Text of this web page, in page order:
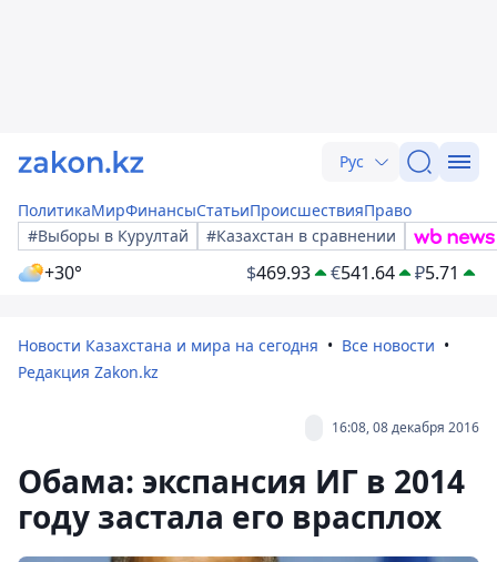
Рус
ПолитикаМирФинансыСтатьиПроисшествияПраво
#Выборы в Курултай
#Казахстан в сравнении
+30° $469.93 €541.64 ₽5.71
Новости Казахстана и мира на сегодня
Все новости
Редакция Zakon.kz
16:08, 08 декабря 2016
Обама: экспансия ИГ в 2014
году застала его врасплох